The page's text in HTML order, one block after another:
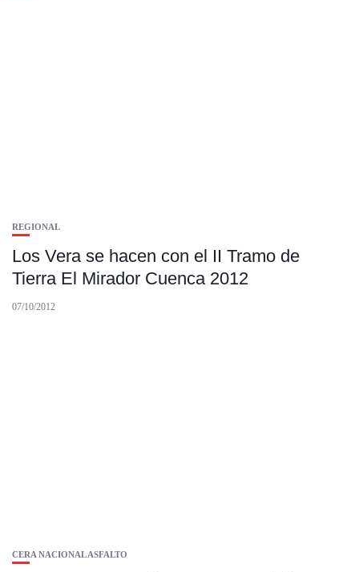
REGIONAL
Los Vera se hacen con el II Tramo de
Tierra El Mirador Cuenca 2012
07/10/2012
CERA NACIONAL ASFALTO